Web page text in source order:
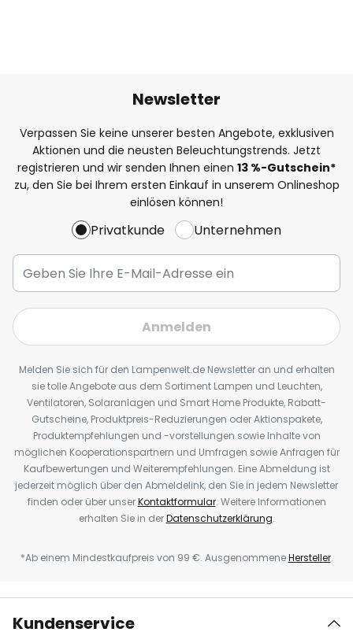
Newsletter
Verpassen Sie keine unserer besten Angebote, exklusiven
Aktionen und die neusten Beleuchtungstrends. Jetzt
registrieren und wir senden Ihnen einen 13 %-Gutschein*
zu, den Sie bei Ihrem ersten Einkauf in unserem Onlineshop
einlösen können!
Privatkunde Unternehmen
Anmelden
Melden Sie sich für den Lampenwelt.de Newsletter an und erhalten
sie tolle Angebote aus dem Sortiment Lampen und Leuchten,
Ventilatoren, Solaranlagen und Smart Home Produkte, Rabatt-
Gutscheine, Produktpreis-Reduzierungen oder Aktionspakete,
Produktempfehlungen und -vorstellungen sowie Inhalte von
möglichen Kooperationspartnern und Umfragen sowie Anfragen für
Kaufbewertungen und Weiterempfehlungen. Eine Abmeldung ist
jederzeit möglich über den Abmeldelink, den Sie in jedem Newsletter
finden oder über unserKontaktformular. Weitere Informationen
erhalten Sie in derDatenschutzerklärung.
*Ab einem Mindestkaufpreis von 99 €. AusgenommeneHersteller.
Kundenservice